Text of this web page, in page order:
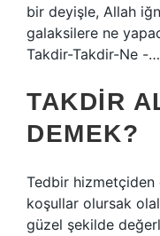
bir deyişle, Allah
galaksilere ne
Takdir-Takdir-Ne -
TAKDIR
DEMEK?
Tedbir hizmetçiden
koşullar olursak
güzel şekilde